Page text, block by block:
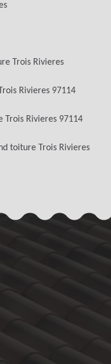
Trois Rivieres
Rivieres 97114
Rivieres 97114
toiture Trois Rivieres